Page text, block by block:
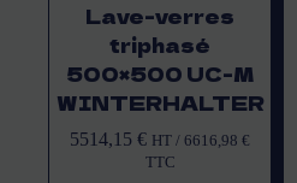
Lave-verres
triphasé
500×500 UC-M
WINTERHALTER
5514,15€ HT /6616,98€
TTC